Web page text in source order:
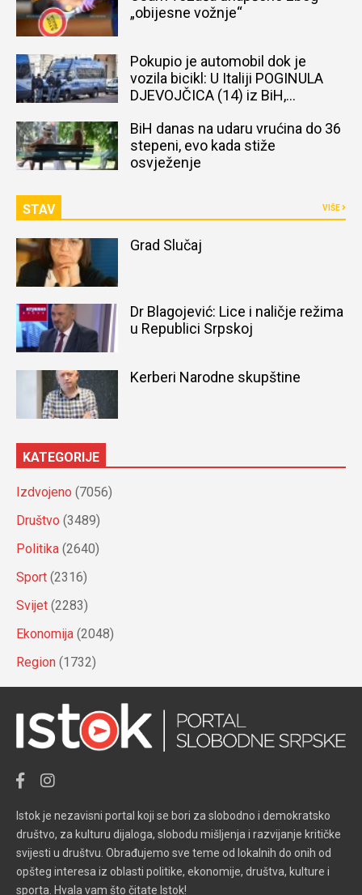
„obijesne vožnje“
Pokupio je automobil dok je
vozila bicikl: U Italiji POGINULA
DJEVOJČICA (14) iz BiH,
BiH danas na udaru vrućina do 36
stepeni, evo kada stiže
osvježenje
STAV VIŠE
Grad Slučaj
Dr Blagojević: Lice i naličje režima
u Republici Srpskoj
Kerberi Narodne skupštine
KATEGORIJE
Izdvojeno (7056)
Društvo (3489)
Politika (2640)
Sport (2316)
Svijet (2283)
Ekonomija (2048)
Region (1732)
Istok je nezavisni portal koji se bori za slobodno i demokratsko
društvo, za kulturu dijaloga, slobodu mišljenja i razvijanje kritičke
svijesti u društvu. Obrađujemo sve teme od lokalnih do onih od
opšteg interesa iz oblasti politike, ekonomije, društva, kulture i
sporta. Hvala vam što čitate Istok!